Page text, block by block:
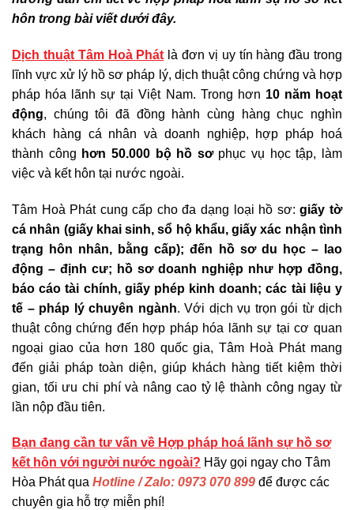
hôn trong bài viết dưới đây.
Dịch thuật Tâm Hoà Phát là đơn vị uy tín hàng đầu trong
lĩnh vực xử lý hồ sơ pháp lý, dịch thuật công chứng và hợp
pháp hóa lãnh sự tại Việt Nam. Trong hơn 10 năm hoạt
động, chúng tôi đã đồng hành cùng hàng chục nghìn
khách hàng cá nhân và doanh nghiệp, hợp pháp hoá
thành công hơn 50.000 bộ hồ sơ phục vụ học tập, làm
việc và kết hôn tại nước ngoài.
Tâm Hoà Phát cung cấp cho đa dạng loại hồ sơ:giấy tờ
cá nhân (giấy khai sinh, sổ hộ khẩu, giấy xác nhận tình
trạng hôn nhân, bằng cấp); đến hồ sơ du học – lao
động – định cư; hồ sơ doanh nghiệp như hợp đồng,
báo cáo tài chính, giấy phép kinh doanh; các tài liệu y
tế – pháp lý chuyên ngành. Với dịch vụ trọn gói từ dịch
thuật công chứng đến hợp pháp hóa lãnh sự tại cơ quan
ngoại giao của hơn 180 quốc gia, Tâm Hoà Phát mang
đến giải pháp toàn diện, giúp khách hàng tiết kiệm thời
gian, tối ưu chi phí và nâng cao tỷ lệ thành công ngay từ
lần nộp đầu tiên.
Bạn đang cần tư vấn về Hợp pháp hoá lãnh sự hồ sơ
kết hôn với người nước ngoài? Hãy gọi ngay cho Tâm
Hòa Phát qua Hotline / Zalo: 0973 070 899 để được các
chuyên gia hỗ trợ miễn phí!